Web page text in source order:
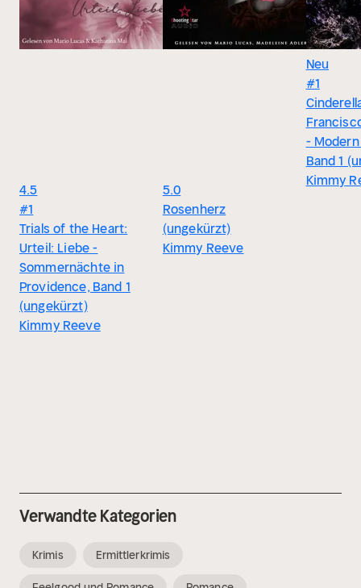
4.5
#1
Trials of the Heart:
Urteil: Liebe -
Sommernächte in
Providence, Band 1
(ungekürzt)
Kimmy Reeve
5.0
Rosenherz
(ungekürzt)
Kimmy Reeve
Neu
#1
-
Band 1
Kimmy
Verwandte Kategorien
Krimis Ermittlerkrimis